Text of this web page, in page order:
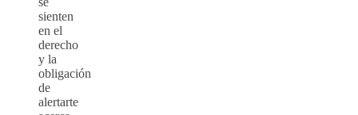
sienten
en el
derecho
y la
obligación
de
alertarte